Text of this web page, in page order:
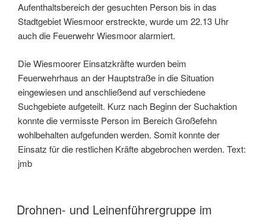
Aufenthaltsbereich der gesuchten Person bis in das
Stadtgebiet Wiesmoor erstreckte, wurde um 22.13 Uhr
auch die Feuerwehr Wiesmoor alarmiert.
Die Wiesmoorer Einsatzkräfte wurden beim
Feuerwehrhaus an der Hauptstraße in die Situation
eingewiesen und anschließend auf verschiedene
Suchgebiete aufgeteilt. Kurz nach Beginn der Suchaktion
konnte die vermisste Person im Bereich Großefehn
wohlbehalten aufgefunden werden. Somit konnte der
Einsatz für die restlichen Kräfte abgebrochen werden. Text:
jmb
Drohnen- und Leinenführergruppe im